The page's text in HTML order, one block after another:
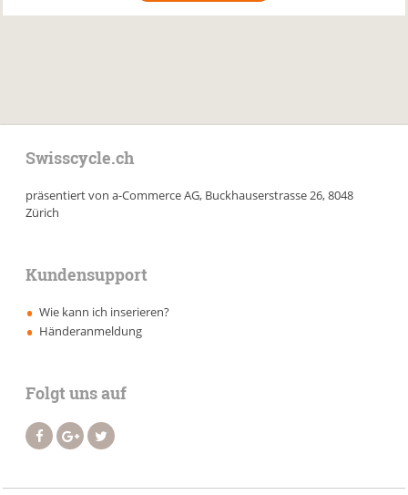
Swisscycle.ch
präsentiert von a-Commerce AG, Buckhauserstrasse 26, 8048
Zürich
Kundensupport
Wie kann ich inserieren?
Händeranmeldung
Folgt uns auf